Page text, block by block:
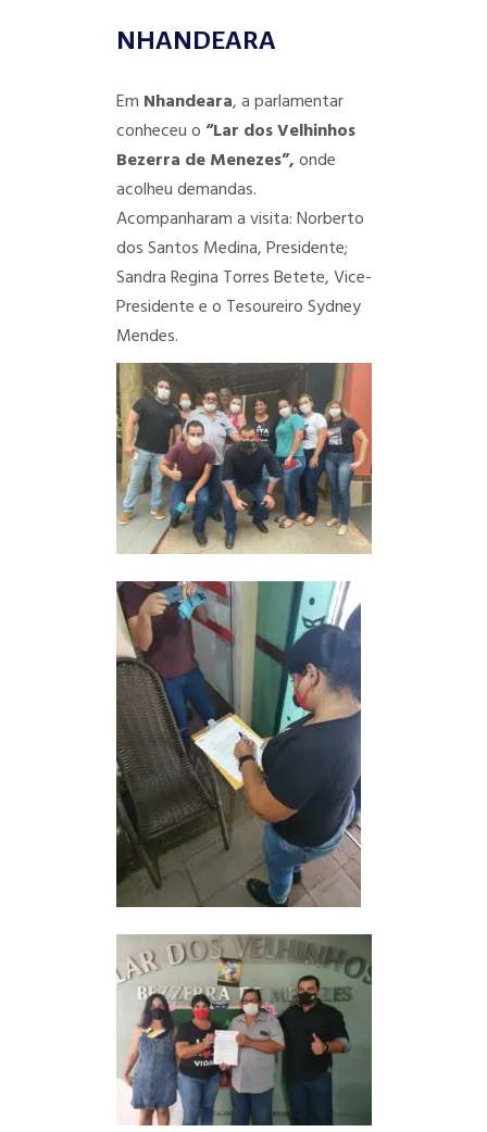
NHANDEARA
Em Nhandeara, a parlamentar
conheceu o“Lar dos Velhinhos
Bezerra de Menezes”,onde
acolheu demandas.
Acompanharam a visita: Norberto
dos Santos Medina, Presidente;
Sandra Regina Torres Betete, Vice-
Presidente e o Tesoureiro Sydney
Mendes.